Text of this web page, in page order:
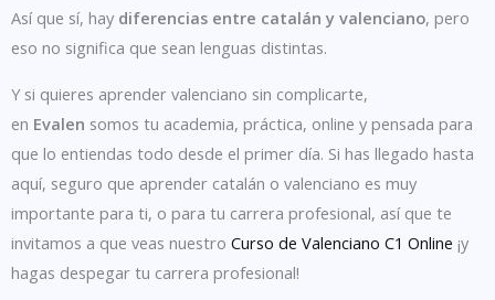
Así que sí, hay diferencias entre catalán y valenciano, pero
eso no significa que sean lenguas distintas.
Y si quieres aprender valenciano sin complicarte,
en Evalen somos tu academia, práctica, online y pensada para
que lo entiendas todo desde el primer día. Si has llegado hasta
aquí, seguro que aprender catalán o valenciano es muy
importante para ti, o para tu carrera profesional, así que te
invitamos a que veas nuestro Curso de Valenciano C1 Online ¡y
hagas despegar tu carrera profesional!